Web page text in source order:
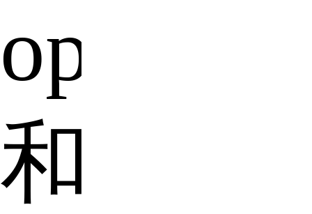
oppoa3
和